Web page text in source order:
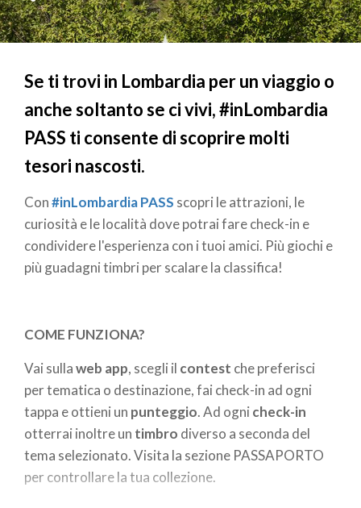
Se ti trovi in Lombardia per un viaggio o
anche soltanto se ci vivi, #inLombardia
PASS ti consente di scoprire molti
tesori nascosti.
Con#inLombardia PASS scopri le attrazioni, le
curiosità e le località dove potrai fare check-in e
condividere l'esperienza con i tuoi amici. Più giochi e
più guadagni timbri per scalare la classifica!
COME FUNZIONA?
Vai sullaweb app, scegli il contest che preferisci
per tematica o destinazione, fai check-in ad ogni
tappa e ottieni un punteggio. Ad ogni check-in
otterrai inoltre un timbro diverso a seconda del
tema selezionato. Visita la sezione PASSAPORTO
per controllare la tua collezione.